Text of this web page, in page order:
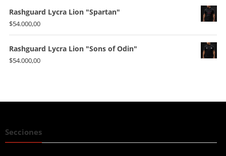
Rashguard Lycra Lion "Spartan"
$54.000,00
Rashguard Lycra Lion "Sons of Odin"
$54.000,00
Secciones